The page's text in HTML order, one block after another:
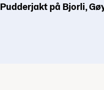
Pudderjakt på Bjorli,